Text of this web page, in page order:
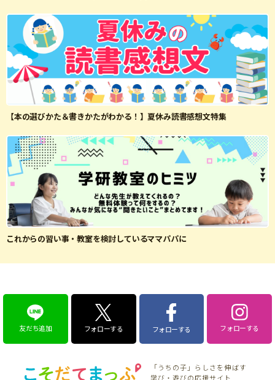
【本の選びかた＆書きかたがわかる！】夏休み読書感想文特集
これからの習い事・教室を検討しているママパパに
友だち追加 フォローする フォローする フォローする
「うちの子」らしさを伸ばす
学び・遊びの応援サイト